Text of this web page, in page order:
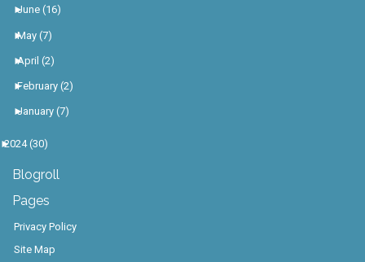
►
June (16)
►
May (7)
►
April (2)
►
February (2)
►
January (7)
►
2024 (30)
Blogroll
Pages
Privacy Policy
Site Map